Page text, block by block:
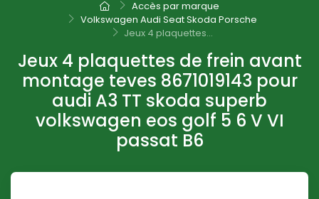
Accès par marque
Volkswagen Audi Seat Skoda Porsche
Jeux 4 plaquettes...
Jeux 4 plaquettes de frein avant
montage teves 8671019143 pour
audi A3 TT skoda superb
volkswagen eos golf 5 6 V VI
passat B6